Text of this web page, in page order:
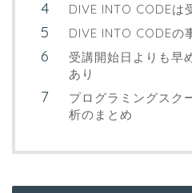
DIVE INTO CODEは
DIVE INTO CODEの
受講開始日よりも早
あり
プログラミングスク
析のまとめ